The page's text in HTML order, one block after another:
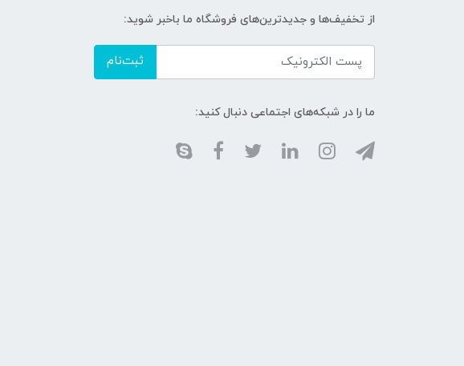
از تخفیف‌ها و جدیدترین‌های فروشگاه ما باخبر شوید:
ثبت‌نام
ما را در شبکه‌های اجتماعی دنبال کنید: